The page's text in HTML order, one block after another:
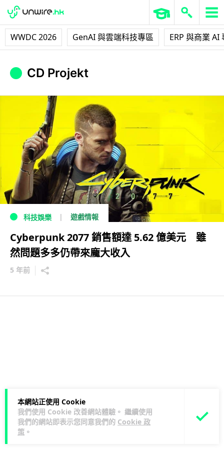
WWDC 2026 GenAI 與雲端科技專區 ERP 與商業 AI
本網站正使用 Cookie
我們使用 Cookie 改善網站體驗。 繼續使用
我們的網站即表示您同意我們的 Cookie 政
策 。
CD Projekt
科技娛樂 遊戲情報
Cyberpunk 2077 銷售額達 5.62 億美元 雖
然問題多多仍帶來龐大收入
5 年前